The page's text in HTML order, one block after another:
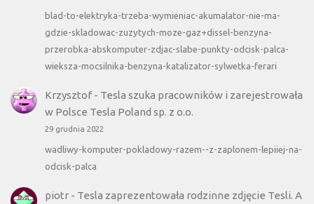
blad-to-elektryka-trzeba-wymieniac-akumalator-nie-ma-
gdzie-skladowac-zuzytych-moze-gaz+dissel-benzyna-
przerobka-abskomputer-zdjac-slabe-punkty-odcisk-palca-
wieksza-mocsilnika-benzyna-katalizator-sylwetka-ferari
Krzysztof- Tesla szuka pracowników i zarejestrowała
w Polsce Tesla Poland sp. z o.o.
29 grudnia 2022
wadliwy-komputer-pokladowy-razem--z-zaplonem-lepiiej-na-
odcisk-palca
piotr- Tesla zaprezentowała rodzinne zdjęcie Tesli. A